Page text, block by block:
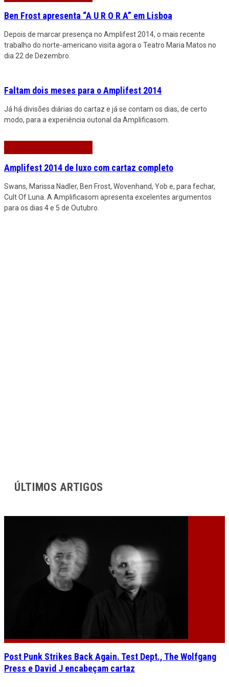
Ben Frost apresenta “A U R O R A” em Lisboa
Depois de marcar presença no Amplifest 2014, o mais recente
trabalho do norte-americano visita agora o Teatro Maria Matos no
dia 22 de Dezembro.
Faltam dois meses para o Amplifest 2014
Já há divisões diárias do cartaz e já se contam os dias, de certo
modo, para a experiência outonal da Amplificasom.
Amplifest 2014 de luxo com cartaz completo
Swans, Marissa Nadler, Ben Frost, Wovenhand, Yob e, para fechar,
Cult Of Luna. A Amplificasom apresenta excelentes argumentos
para os dias 4 e 5 de Outubro.
ÚLTIMOS ARTIGOS
Post Punk Strikes Back Again. Test Dept., The Wolfgang
Press e David J encabeçam cartaz